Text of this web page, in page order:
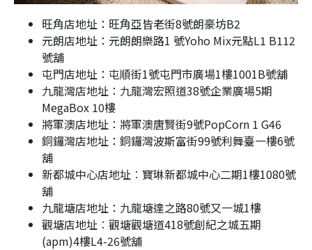
旺角店地址：旺角亞皆老街8號朗豪坊B2
元朗店地址：元朗朗樂路1 號Yoho Mix元點L1 B112
號舖
屯門店地址：屯順街1號屯門市廣場1樓1001B號舖
九龍灣店地址：九龍灣宏照道38號企業廣場5期
MegaBox 10樓
將軍澳店地址：將軍澳唐賢街9號PopCorn 1 G46
銅鑼灣店地址：銅鑼灣波斯富街99號利舞臺一樓6號
舖
新都城中心店地址︰寶琳新都城中心二期1樓1080號
舖
九龍塘店地址：九龍塘達之路80號又一城1樓
觀塘店地址︰觀塘觀塘道418號創紀之城五期
(apm)4樓L4-26號舖